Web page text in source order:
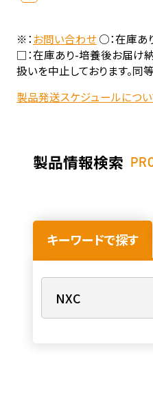
※：お問い合わせ○：在庫あ
□：在庫あり-培養後お届け
扱いを中止しております。同
製品発送スケジュールにつ
製品情報検索
キーワードで探す